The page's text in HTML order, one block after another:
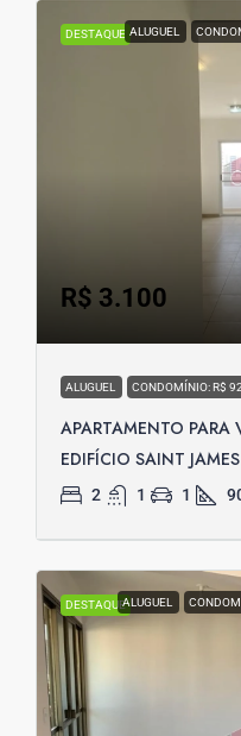
DESTAQUE ALUGUEL
R$ 3.100
ALUGUEL CONDOMÍNIO: R$
APARTAMENTO
EDIFÍCIO SAINT
2 1 1
DESTAQUEALUGUEL